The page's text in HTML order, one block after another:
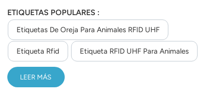
comer, y un ordenador registra el tiempo transcurrido
hasta que se pierde la señal al marcharse la vaca. De esta
forma, el sistema puede controlar qué vacas comen con
regularidad y asegurarse de que reciben la cantidad
suficiente.
ETIQUETAS POPULARES :
Etiquetas De Oreja Para Animales RFID UHF
Etiqueta Rfid Etiqueta RFID UHF Para Animales
LEER MÁS